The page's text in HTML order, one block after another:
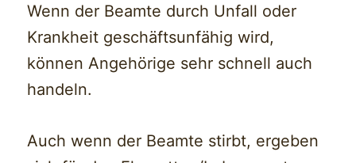
Wenn der Beamte durch Unfall oder
Krankheit geschäftsunfähig wird,
können Angehörige sehr schnell auch
handeln.
Auch wenn der Beamte stirbt, ergeben